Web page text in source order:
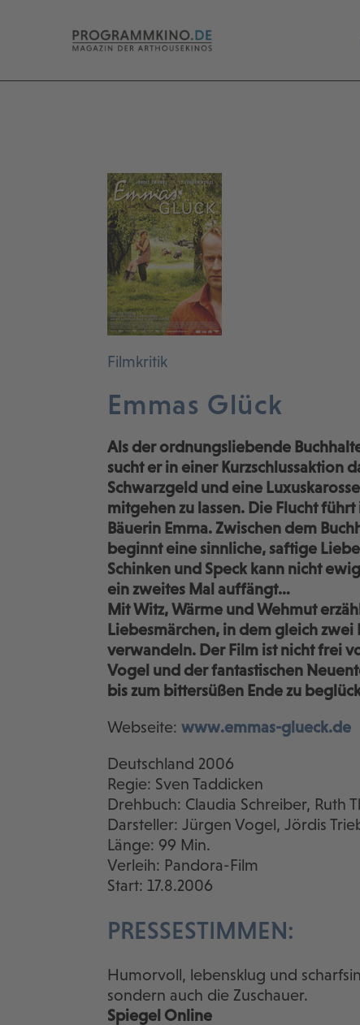
Filmkritik
Emmas Glück
Als der ordnungsliebende
sucht er in einer Kurzschlussaktion
Schwarzgeld und eine
mitgehen zu lassen. Die Flucht
Bäuerin Emma. Zwischen dem
beginnt eine sinnliche, saftige
Schinken und Speck kann nicht
ein zweites Mal auffängt…
Mit Witz, Wärme und Wehmut
Liebesmärchen, in dem gleich
verwandeln. Der Film ist nicht frei
Vogel und der fantastischen
bis zum bittersüßen Ende zu
Webseite: www.emmas-glueck.de
Deutschland 2006
Regie: Sven Taddicken
Drehbuch: Claudia Schreiber, Ruth
Darsteller: Jürgen Vogel, Jördis
Länge: 99 Min.
Verleih: Pandora-Film
Start: 17.8.2006
PRESSESTIMMEN:
Humorvoll, lebensklug und
sondern auch die Zuschauer.
Spiegel Online